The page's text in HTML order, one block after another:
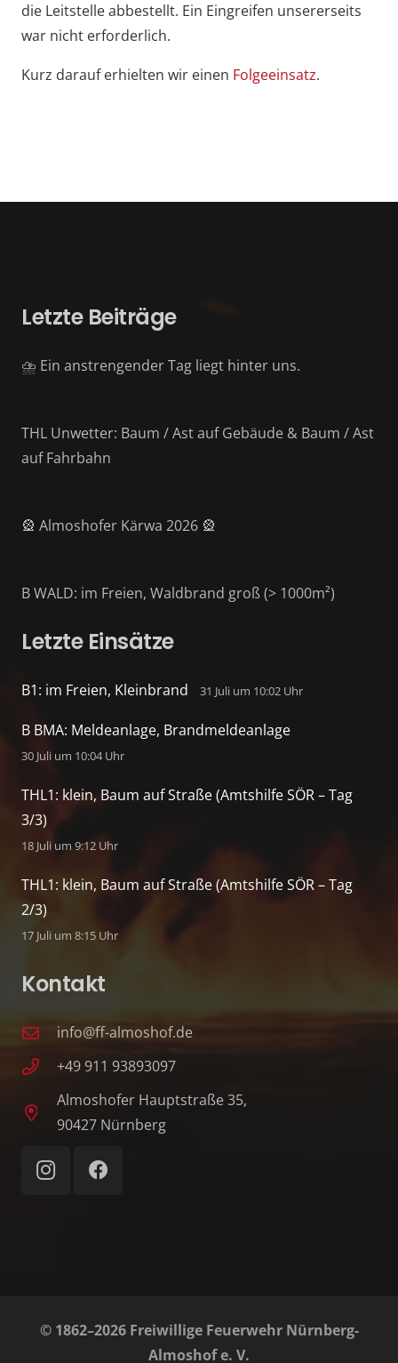
die Leitstelle abbestellt. Ein Eingreifen unsererseits
war nicht erforderlich.
Kurz darauf erhielten wir einen Folgeeinsatz.
Letzte Beiträge
⛈️ Ein anstrengender Tag liegt hinter uns.
THL Unwetter: Baum / Ast auf Gebäude & Baum / Ast
auf Fahrbahn
🎡 Almoshofer Kärwa 2026 🎡
B WALD: im Freien, Waldbrand groß (> 1000m²)
Letzte Einsätze
B1: im Freien, Kleinbrand 31 Juli um 10:02 Uhr
B BMA: Meldeanlage, Brandmeldeanlage
30 Juli um 10:04 Uhr
THL1: klein, Baum auf Straße (Amtshilfe SÖR – Tag
3/3)
18 Juli um 9:12 Uhr
THL1: klein, Baum auf Straße (Amtshilfe SÖR – Tag
2/3)
17 Juli um 8:15 Uhr
Kontakt
info@ff-almoshof.de
+49 911 93893097
Almoshofer Hauptstraße 35,
90427 Nürnberg
© 1862–2026 Freiwillige Feuerwehr Nürnberg-
Almoshof e. V.